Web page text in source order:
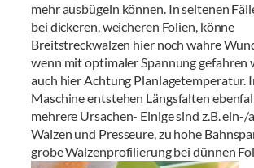
mehr ausbügeln können. In seltenen
bei dickeren, weicheren Folien, könne
Breitstreckwalzen hier noch wahre
wenn mit optimaler Spannung gefahren
auch hier Achtung Planlagetemperatur.
Maschine entstehen Längsfalten
mehrere Ursachen- Einige sind z.B. ein-/
Walzen und Presseure, zu hohe
grobe Walzenprofilierung bei dünnen